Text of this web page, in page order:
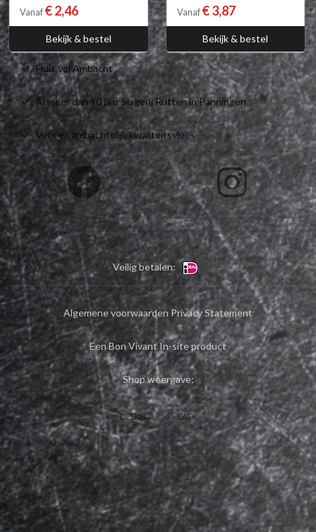
Vanaf € 2,46
Bekijk & bestel
Vanaf € 3,87
Bekijk & bestel
Huis vol Ambacht
Al meer dan 90 jaar Slagerij Rutten in Panningen
Vers en ambachtelijk kwaliteitsvlees
Veilig betalen:
Algemene voorwaarden Privacy Statement
Een Bon Vivant In-site product
Shop weergave:
DESKTOP EASY